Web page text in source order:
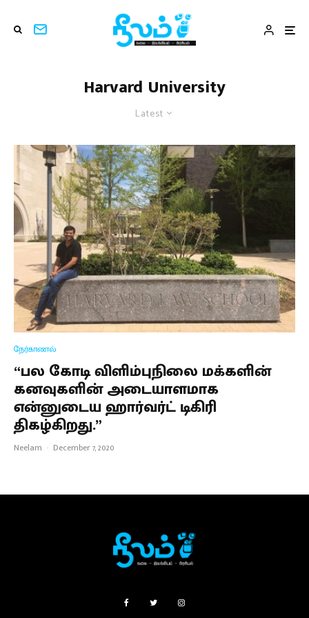
Harvard University
Latest
நேர்காணல்
“பல கோடி விளிம்புநிலை மக்களின்
கனவுகளின் அடையாளமாக
என்னுடைய ஹார்வர்ட் டிகிரி
திகழ்கிறது.”
Neelam · December 7, 2020